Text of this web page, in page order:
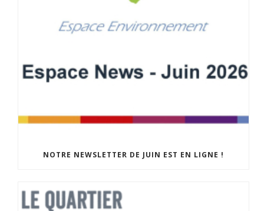
NOTRE NEWSLETTER DE JUIN EST EN LIGNE !